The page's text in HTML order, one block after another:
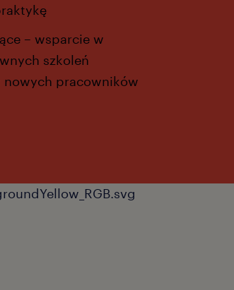
– wsparcie w
szkoleń
pracowników